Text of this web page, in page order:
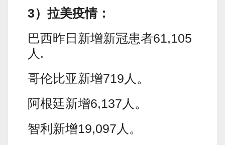
3）拉美疫情：
巴西昨日新增新冠患者61,105
人.
哥伦比亚新增719人。
阿根廷新增6,137人。
智利新增19,097人。